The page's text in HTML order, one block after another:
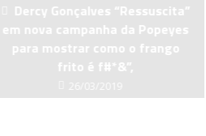
Dercy Gonçalves “Ressuscita”
em nova campanha da Popeyes
para mostrar como o frango
frito é f#*&”,
26/03/2019